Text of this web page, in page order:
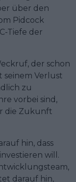
über den
Pidcock
Tiefe der
der schon
seinem Verlust
zu
vorbei sind,
die Zukunft
hin, dass
will.
darauf hin,